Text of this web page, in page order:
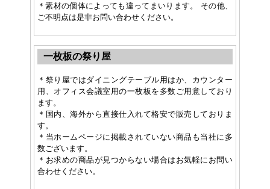
＊素材の個体によっても違ってまいります。 その他、
ご不明点は是非お問い合わせください。
一枚板の祭り屋
＊祭り屋ではダイニングテーブル用はか、カウンター
用、オフィス会議室用の一枚板を多数ご用意しており
ます。
＊国内、海外から直接仕入れて格安で販売しておりま
す。
＊当ホームページに掲載されていない商品も当社に多
数ございます。
＊お求めの商品が見つからない場合はお気軽にお問い
合わせください。